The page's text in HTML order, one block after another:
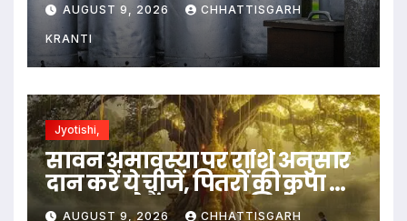
AUGUST 9, 2026 CHHATTISGARH
KRANTI
Jyotishi,
सावन अमावस्या पर राशि अनुसार
दान करें ये चीजें, पितरों की कृपा से
खुल सकते हैं सुख-समृद्धि के द्वार…
AUGUST 9, 2026 CHHATTISGARH